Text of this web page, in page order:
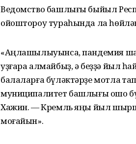
Ведомство башлығы быйыл
ойоштороу тураһында ла
«Аңлашылыуынса, пандемия
уҙғара алмайбыҙ, ә беҙҙә йыл
балаларға бүләктәрҙе мотлаҡ
муниципалитет башлығы ошо
Хажин. — Кремль яңы йыл
моғайын».